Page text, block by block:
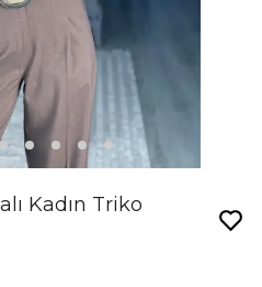
Kadın Triko